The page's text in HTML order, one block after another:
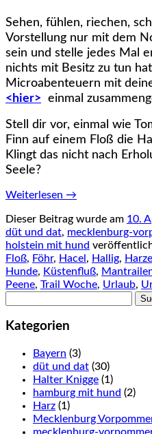
Sehen, fühlen, riechen,
Vorstellung nur mit dem
sein und stelle jedes Mal
nichts mit Besitz zu tun
Microabenteuern mit
<hier> einmal
Stell dir vor, einmal wie
Finn auf einem Floß die
Klingt das nicht nach
Seele?
Weiterlesen →
Dieser Beitrag wurde am 10.
düt und dat, mecklenburg-
holstein mit hund
Floß, Föhr, Hacel , Hallig,
Hunde, Küstenfluß,
Peene, Trail Woche, Urlaub,
Kategorien
Bayern (3)
düt und dat (30)
Halter Knigge (1)
hamburg mit hund (2)
Harz (1)
Mecklenburg